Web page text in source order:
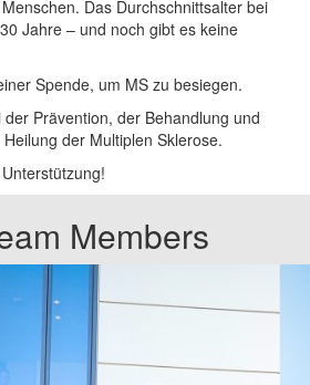
Das Durchschnittsalter bei
Jahre – und noch gibt es keine
Spende, um MS zu besiegen.
Prävention, der Behandlung und
der Multiplen Sklerose.
Members